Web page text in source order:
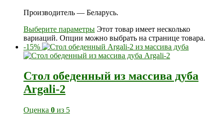
Производитель — Беларусь.
Выберите параметры Этот товар имеет несколько
вариаций. Опции можно выбрать на странице товара.
-15%
Стол обеденный из массива дуба
Argali-2
Оценка 0 из 5